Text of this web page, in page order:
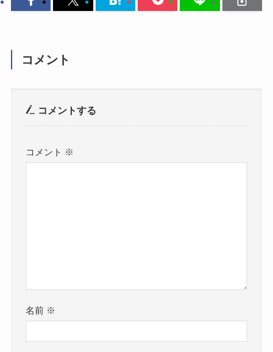
コメント
コメントする
コメント ※
名前 ※